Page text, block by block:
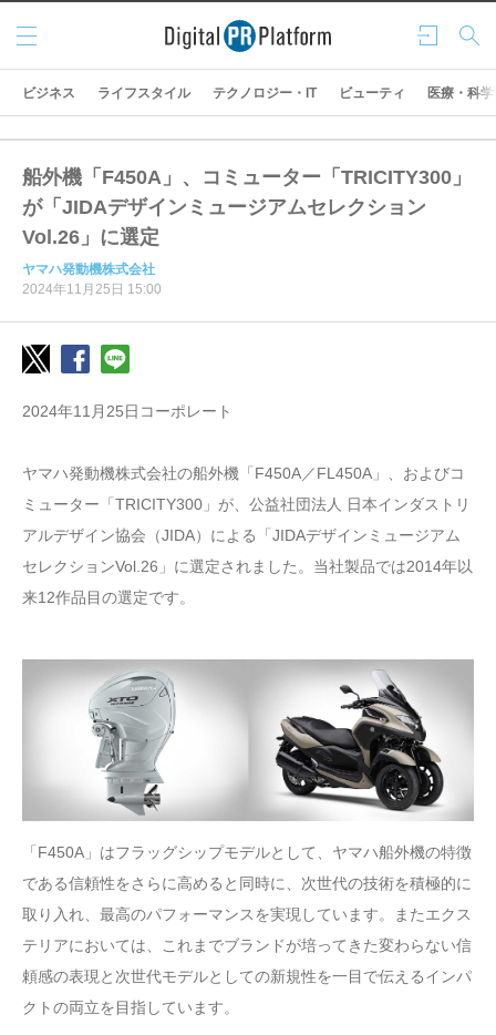
ログ
イン
検索
メニ
ュー
ビジネス ライフスタイル テクノロジー・IT ビューティ 医療・科学
船外機「F450A」、コミューター「TRICITY300」
が「JIDAデザインミュージアムセレクション
Vol.26」に選定
ヤマハ発動機株式会社
2024年11月25日 15:00
2024年11月25日コーポレート
ヤマハ発動機株式会社の船外機「F450A／FL450A」、およびコ
ミューター「TRICITY300」が、公益社団法人 日本インダストリ
アルデザイン協会（JIDA）による「JIDAデザインミュージアム
セレクションVol.26」に選定されました。当社製品では2014年以
来12作品目の選定です。
「F450A」はフラッグシップモデルとして、ヤマハ船外機の特徴
である信頼性をさらに高めると同時に、次世代の技術を積極的に
取り入れ、最高のパフォーマンスを実現しています。またエクス
テリアにおいては、これまでブランドが培ってきた変わらない信
頼感の表現と次世代モデルとしての新規性を一目で伝えるインパ
クトの両立を目指しています。